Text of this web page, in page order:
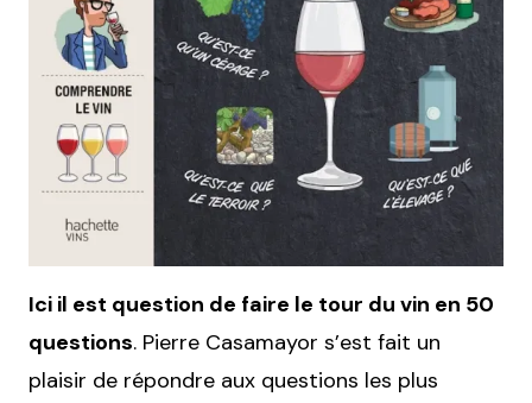
Ici il est question de faire le tour du vin en 50
questions. Pierre Casamayor s’est fait un
plaisir de répondre aux questions les plus